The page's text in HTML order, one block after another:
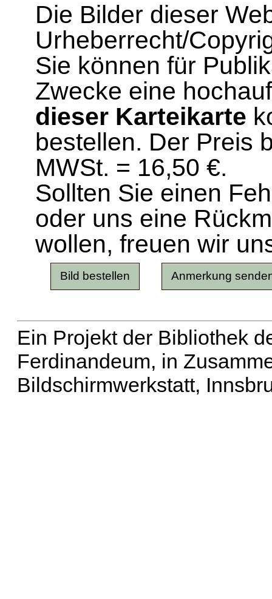
Die Bilder dieser
Urheberrecht/
Sie können für
Zwecke eine
dieser Karteikarte
bestellen. Der Preis
MWSt. = 16,50 €.
Sollten Sie einen
oder uns eine
wollen, freuen wir
Ein Projekt der Bibliothek
Ferdinandeum, in
Bildschirmwerkstatt,